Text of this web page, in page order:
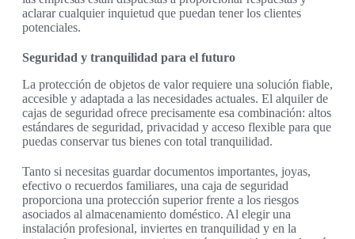
aclarar cualquier inquietud que puedan tener los clientes
potenciales.
Seguridad y tranquilidad para el futuro
La protección de objetos de valor requiere una solución fiable,
accesible y adaptada a las necesidades actuales. El alquiler de
cajas de seguridad ofrece precisamente esa combinación: altos
estándares de seguridad, privacidad y acceso flexible para que
puedas conservar tus bienes con total tranquilidad.
Tanto si necesitas guardar documentos importantes, joyas,
efectivo o recuerdos familiares, una caja de seguridad
proporciona una protección superior frente a los riesgos
asociados al almacenamiento doméstico. Al elegir una
instalación profesional, inviertes en tranquilidad y en la